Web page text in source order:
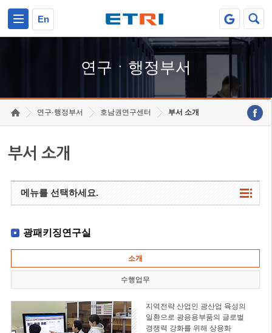
En
연구ㆍ행정부서
연구·행정부서 호남권연구센터 부서 소개
부서 소개
메뉴를 선택하세요.
광패키징연구실
소개
수행업무
지역전략 산업인 광산업 육성의
일환으로 광응용부품의 글로벌
경쟁력 강화를 위해 상용화